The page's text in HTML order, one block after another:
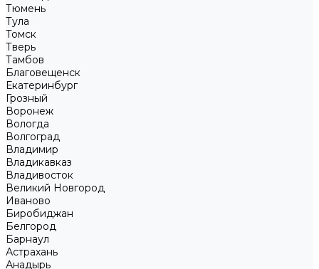
Тюмень
Тула
Томск
Тверь
Тамбов
Благовещенск
Екатеринбург
Грозный
Воронеж
Вологда
Волгоград
Владимир
Владикавказ
Владивосток
Великий Новгород
Иваново
Биробиджан
Белгород
Барнаул
Астрахань
Анадырь